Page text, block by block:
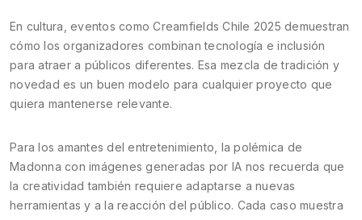
En cultura, eventos como Creamfields Chile 2025 demuestran
cómo los organizadores combinan tecnología e inclusión
para atraer a públicos diferentes. Esa mezcla de tradición y
novedad es un buen modelo para cualquier proyecto que
quiera mantenerse relevante.
Para los amantes del entretenimiento, la polémica de
Madonna con imágenes generadas por IA nos recuerda que
la creatividad también requiere adaptarse a nuevas
herramientas y a la reacción del público. Cada caso muestra